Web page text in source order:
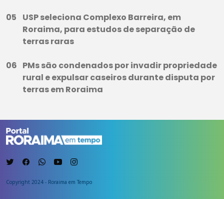
USP seleciona Complexo Barreira, em
Roraima, para estudos de separação de
terras raras
PMs são condenados por invadir propriedade
rural e expulsar caseiros durante disputa por
terras em Roraima
Copyright 2024 - Roraima em Tempo